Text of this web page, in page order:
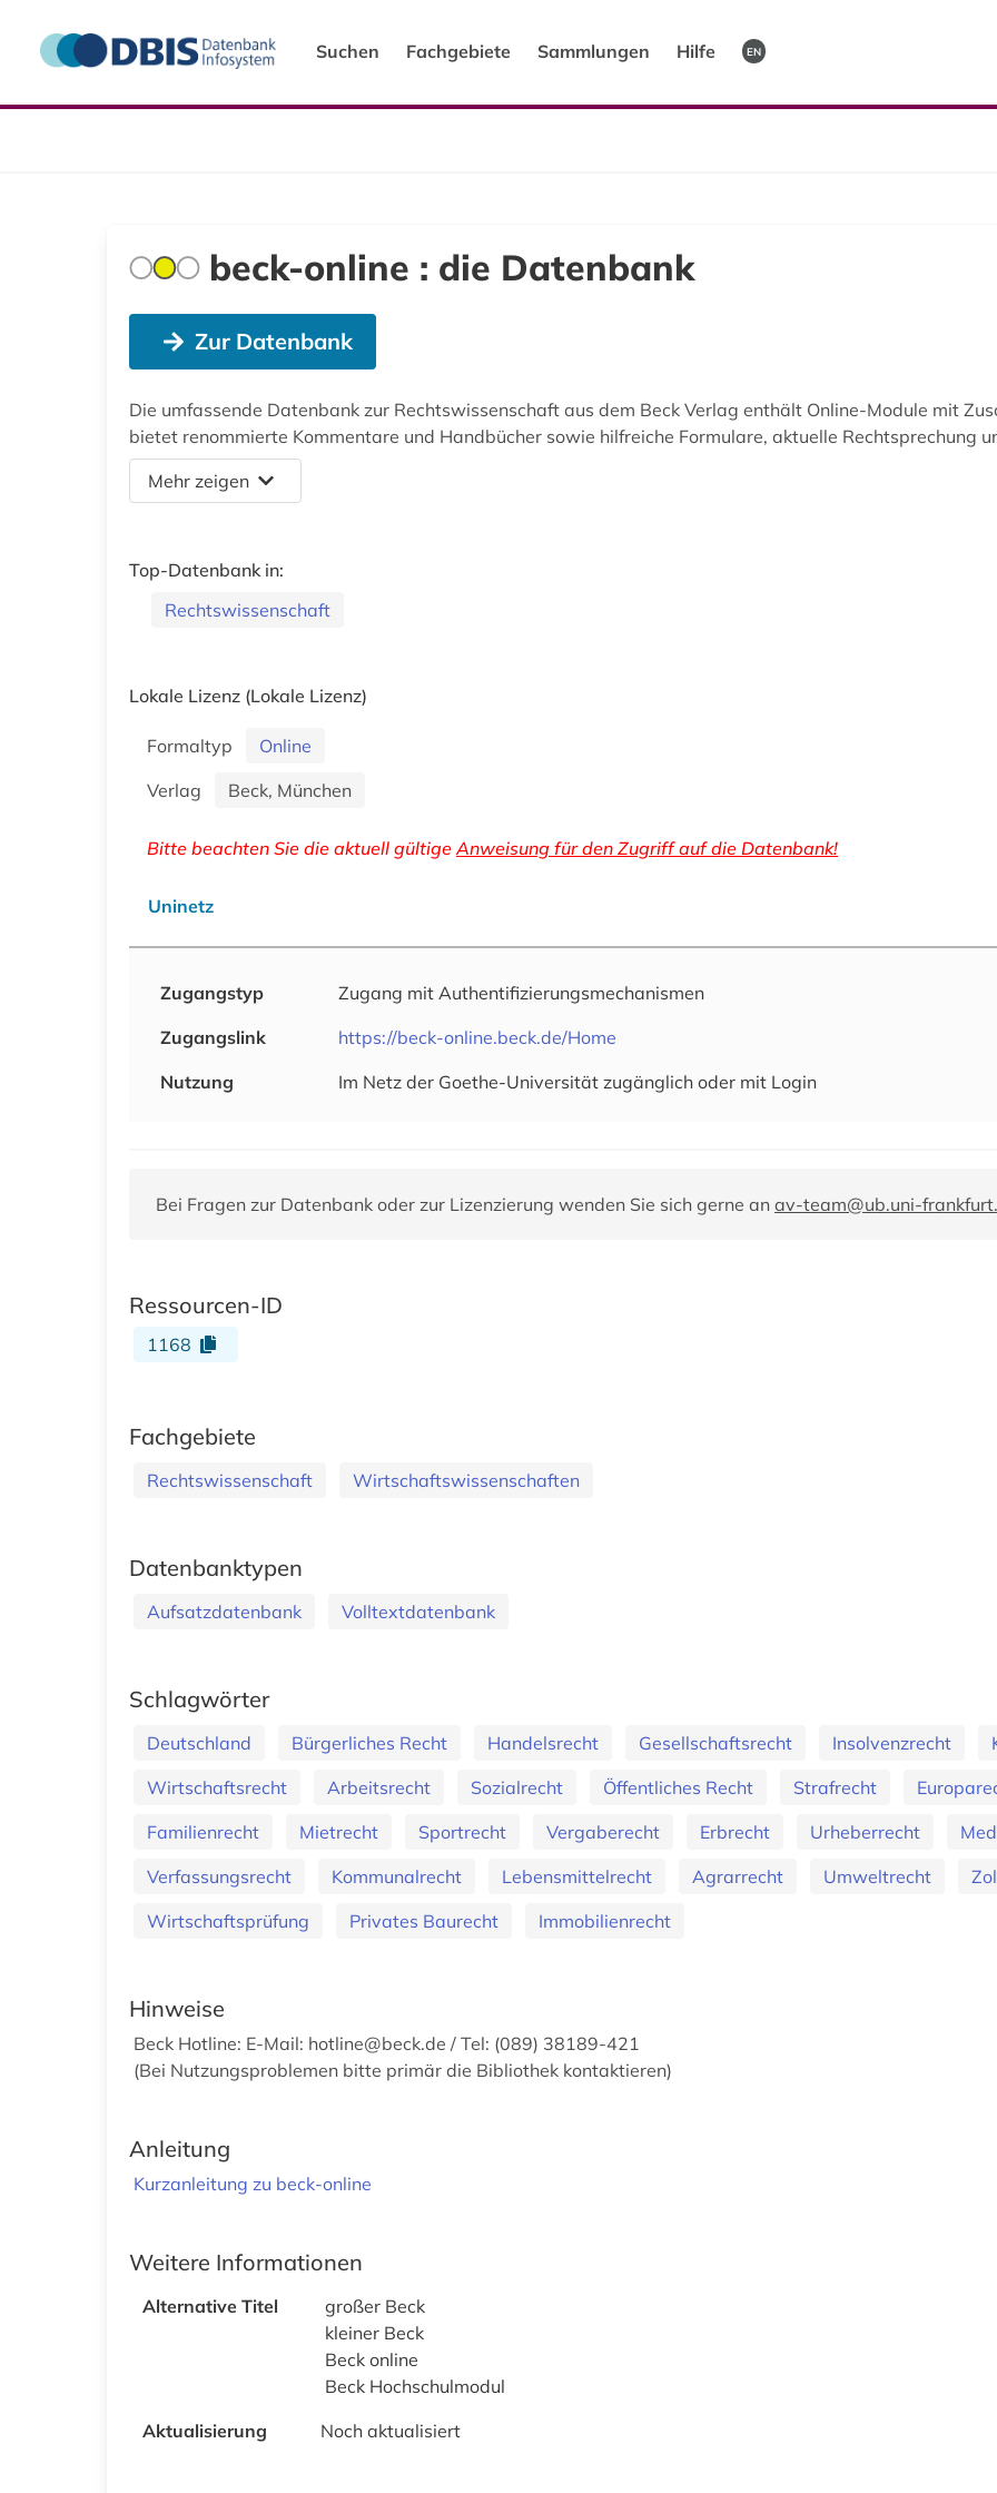
Suchen Fachgebiete Sammlungen Hilfe EN
beck-online : die Datenbank
Zur Datenbank
Die umfassende Datenbank zur Rechtswissenschaft aus dem Beck Verlag enthält Online-Module mit
bietet renommierte Kommentare und Handbücher sowie hilfreiche Formulare, aktuelle Rechtsprechung
Mehr zeigen
Top-Datenbank in:
Rechtswissenschaft
Lokale Lizenz (Lokale Lizenz)
Formaltyp
Online
Verlag
Beck, München
Bitte beachten Sie die aktuell gültige Anweisung für den Zugriff auf die Datenbank!
Uninetz
Zugangstyp
Zugang mit Authentifizierungsmechanismen
Zugangslink
https://beck-online.beck.de/Home
Nutzung
Im Netz der Goethe-Universität zugänglich oder mit Login
Bei Fragen zur Datenbank oder zur Lizenzierung wenden Sie sich gerne an av-team@ub.uni-
Ressourcen-ID
1168
Fachgebiete
Rechtswissenschaft Wirtschaftswissenschaften
Datenbanktypen
Aufsatzdatenbank Volltextdatenbank
Schlagwörter
Deutschland Bürgerliches Recht Handelsrecht Gesellschaftsrecht Insolvenzrecht
Wirtschaftsrecht
Arbeitsrecht Sozialrecht Öffentliches Recht Strafrecht
Familienrecht
Mietrecht Sportrecht Vergaberecht Erbrecht Urheberrecht
Verfassungsrecht
Kommunalrecht Lebensmittelrecht Agrarrecht Umweltrecht
Wirtschaftsprüfung
Privates Baurecht Immobilienrecht
Hinweise
Beck Hotline: E-Mail: hotline@beck.de / Tel: (089) 38189-421
(Bei Nutzungsproblemen bitte primär die Bibliothek kontaktieren)
Anleitung
Kurzanleitung zu beck-online
Weitere Informationen
Alternative Titel
großer Beck
kleiner Beck
Beck online
Beck Hochschulmodul
Aktualisierung
Noch aktualisiert